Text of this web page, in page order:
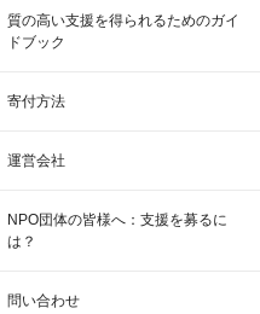
質の高い支援を得られるためのガイ
ドブック
寄付方法
運営会社
NPO団体の皆様へ：支援を募るに
は？
問い合わせ